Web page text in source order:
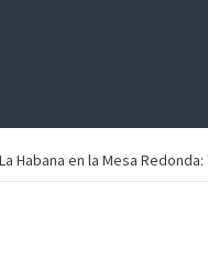
Habana en la Mesa